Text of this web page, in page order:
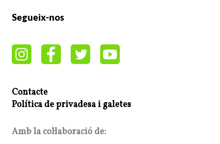
Segueix-nos
Contacte
Política de privadesa i galetes
Amb la col·laboració de: